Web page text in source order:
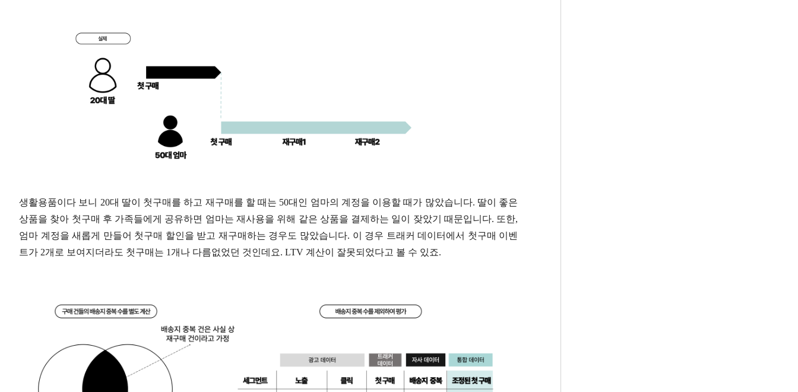
생활용품이다 보니 20대 딸이 첫구매를 하고 재구매를 할 때는 50대인 엄마의 계정을 이용할 때가 많았습니다. 딸이 좋은
상품을 찾아 첫구매 후 가족들에게 공유하면 엄마는 재사용을 위해 같은 상품을 결제하는 일이 잦았기 때문입니다. 또한,
엄마 계정을 새롭게 만들어 첫구매 할인을 받고 재구매하는 경우도 많았습니다. 이 경우 트래커 데이터에서 첫구매 이벤
트가 2개로 보여지더라도 첫구매는 1개나 다름없었던 것인데요. LTV 계산이 잘못되었다고 볼 수 있죠.